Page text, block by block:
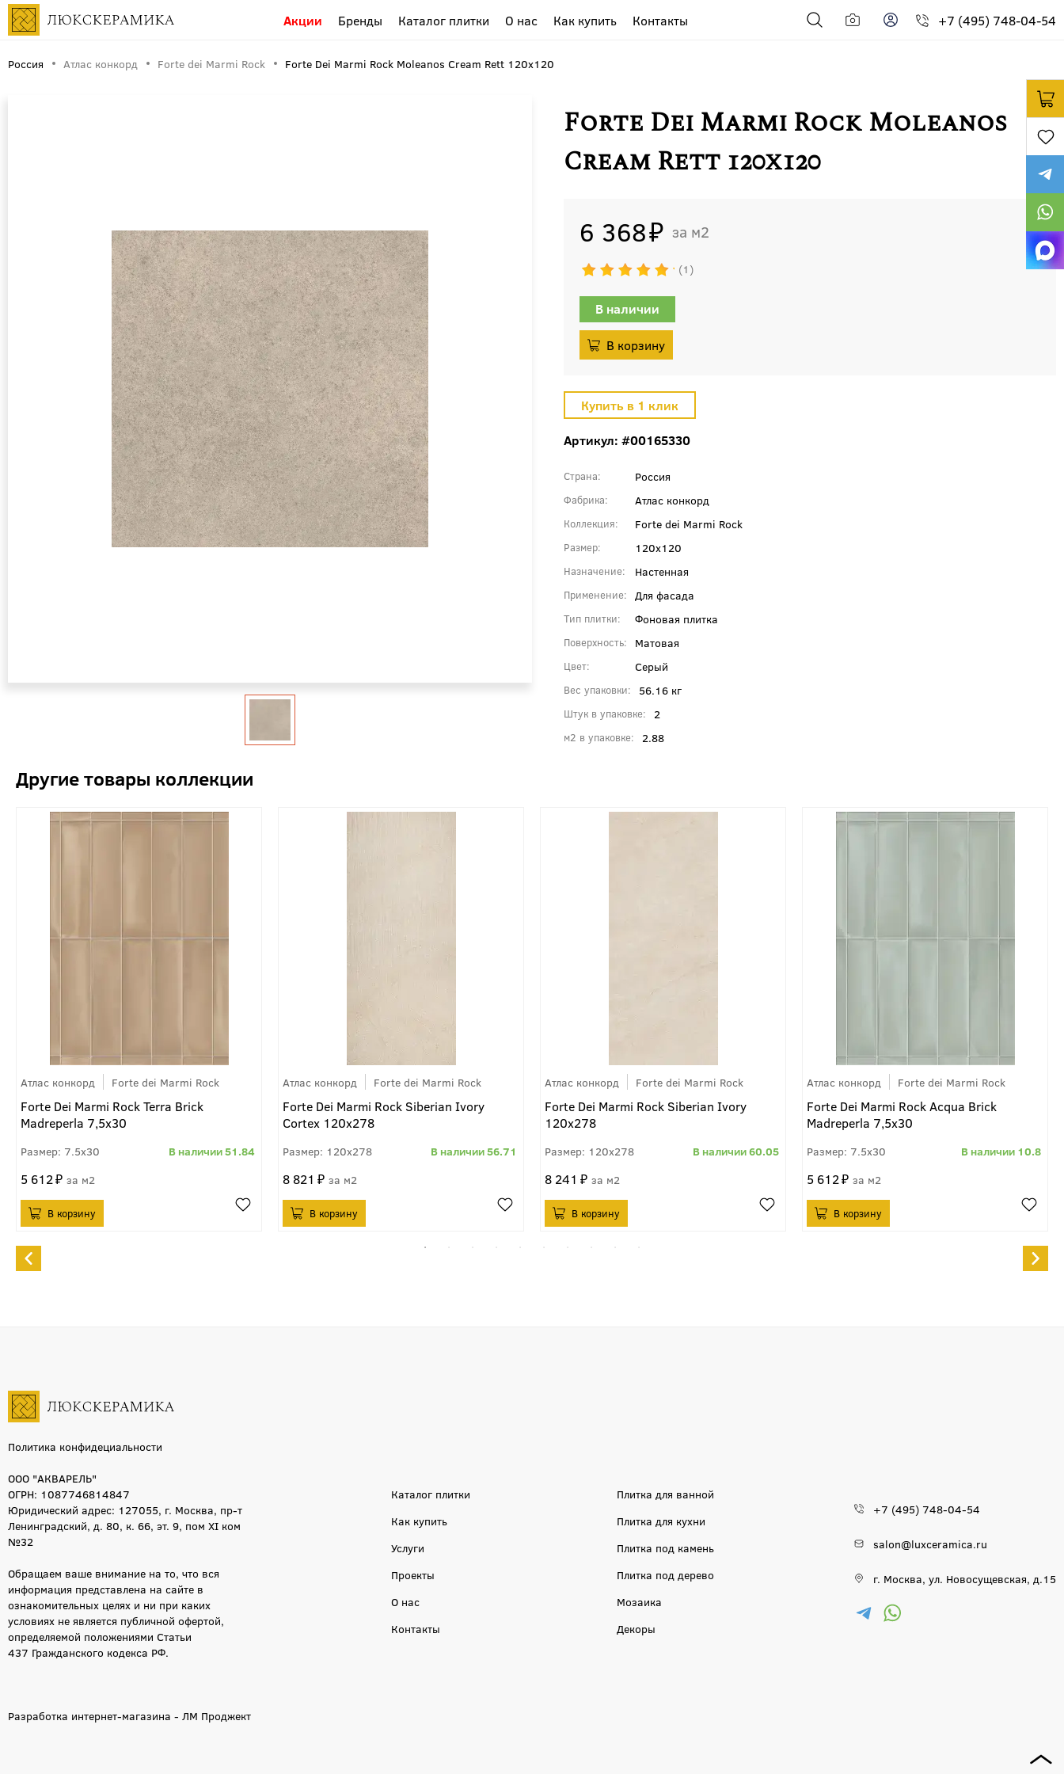
Акции Бренды Каталог плитки О нас Как купить Контакты +7 (495) 748-04-54
Россия Атлас конкорд Forte dei Marmi Rock Forte Dei Marmi Rock Moleanos Cream Rett 120x120
Forte Dei Marmi Rock Moleanos
Cream Rett 120x120
6 368 м2
1
В наличии
Артикул: #00165330
Страна Россия
Фабрика Атлас конкорд
Коллекция Forte dei Marmi Rock
Размер 120x120
Назначение Настенная
Применение Для фасада
Тип плитки Фоновая плитка
Поверхность Матовая
Цвет Серый
Вес упаковки 56.16 кг
Штук в упаковке 2
м2 в упаковке 2.88
Атлас конкорд Forte dei Marmi Rock
Forte Dei Marmi Rock Terra Brick
Madreperla 7,5x30
7.5x30 51.84
5 612 м2
Атлас конкорд Forte dei Marmi Rock
Forte Dei Marmi Rock Siberian Ivory
Cortex 120x278
120x278 56.71
8 821 м2
Атлас конкорд Forte dei Marmi Rock
Forte Dei Marmi Rock Siberian Ivory
120x278
120x278 60.05
8 241 м2
Атлас конкорд Forte dei Marmi Rock
Forte Dei Marmi Rock Acqua Brick
Madreperla 7,5x30
7.5x30 10.8
5 612 м2
Политика конфидециальности
ООО "АКВАРЕЛЬ"
ОГРН: 1087746814847
Юридический адрес: 127055, г. Москва, пр-т
Ленинградский, д. 80, к. 66, эт. 9, пом XI ком
№32
Обращаем ваше внимание на то, что вся
информация представлена на сайте в
ознакомительных целях и ни при каких
условиях не является публичной офертой,
определяемой положениями Статьи
437 Гражданского кодекса РФ.
Разработка интернет-магазина - ЛМ Проджект
Каталог плитки
Как купить
Услуги
Проекты
О нас
Контакты
Плитка для ванной
Плитка для кухни
Плитка под камень
Плитка под дерево
Мозаика
Декоры
+7 (495) 748-04-54
salon@luxceramica.ru
г. Москва, ул. Новосущевская, д.15